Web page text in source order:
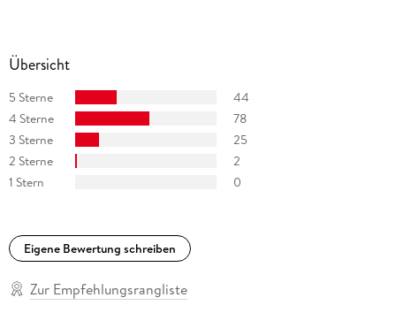
Übersicht
5 Sterne
44
4 Sterne
78
3 Sterne
25
2 Sterne
2
1 Stern
0
Eigene Bewertung schreiben
Zur Empfehlungsrangliste